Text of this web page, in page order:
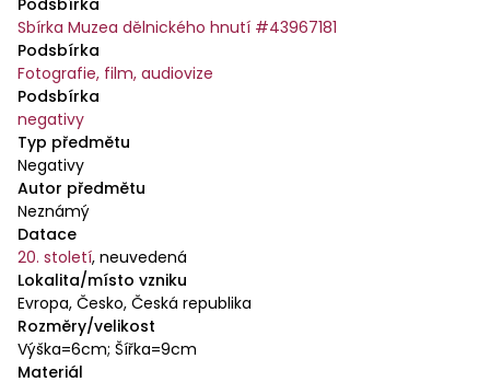
Sbírka Muzea dělnického hnutí #43967181
Podsbírka
Fotografie, film, audiovize
Podsbírka
negativy
Typ předmětu
Negativy
Autor předmětu
Neznámý
Datace
20. století, neuvedená
Lokalita/místo vzniku
Evropa, Česko, Česká republika
Rozměry/velikost
Výška=6cm; Šířka=9cm
Materiál